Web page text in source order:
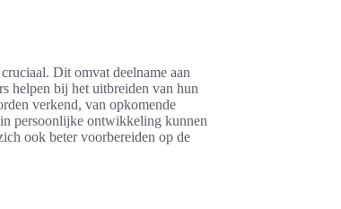
Dit omvat deelname aan
helpen bij het uitbreiden van hun
verkend, van opkomende
persoonlijke ontwikkeling kunnen
ook beter voorbereiden op de